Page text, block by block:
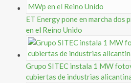
ET Energy pone en marcha dos
en el Reino Unido
Grupo SITEC instala 1 MW
cubiertas de industrias